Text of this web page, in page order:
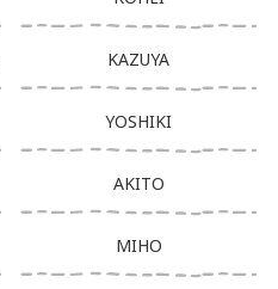
KAZUYA
YOSHIKI
AKITO
MIHO